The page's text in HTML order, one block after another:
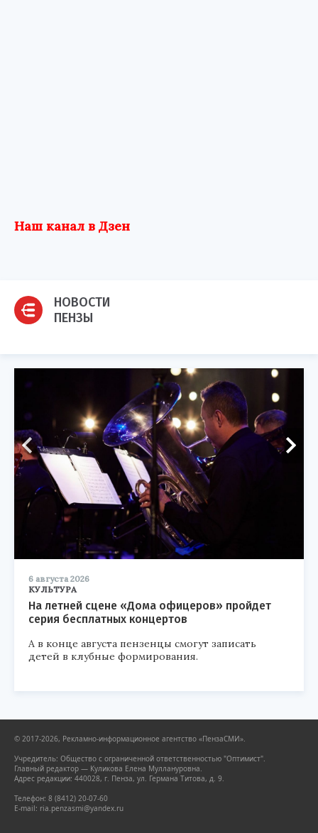
Наш канал в Дзен
НОВОСТИ
ПЕНЗЫ
6 августа 2026
КУЛЬТУРА
На летней сцене «Дома офицеров» пройдет
серия бесплатных концертов
А в конце августа пензенцы смогут записать
детей в клубные формирования.
© 2017-2026, Рекламно-информационное агентство «ПензаСМИ».
Учредитель: Общество с ограниченной ответственностью "Оптимист".
Главный редактор — Куликова Елена Муллануровна.
Адрес редакции: 440028, г. Пенза, ул. Германа Титова, д. 9.
Телефон: 8 (8412) 20-07-60
E-mail: ria.penzasmi@yandex.ru